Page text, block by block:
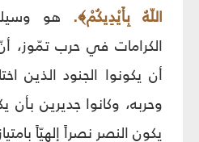
اللّهُ بِأَيْدِيكُمْ﴾. هو
الكرامات في حرب تمّوز،
أن يكونوا الجنود الذين
وحربه، وكانوا جديرين بأن
يكون النصر نصراً إلهيّاً